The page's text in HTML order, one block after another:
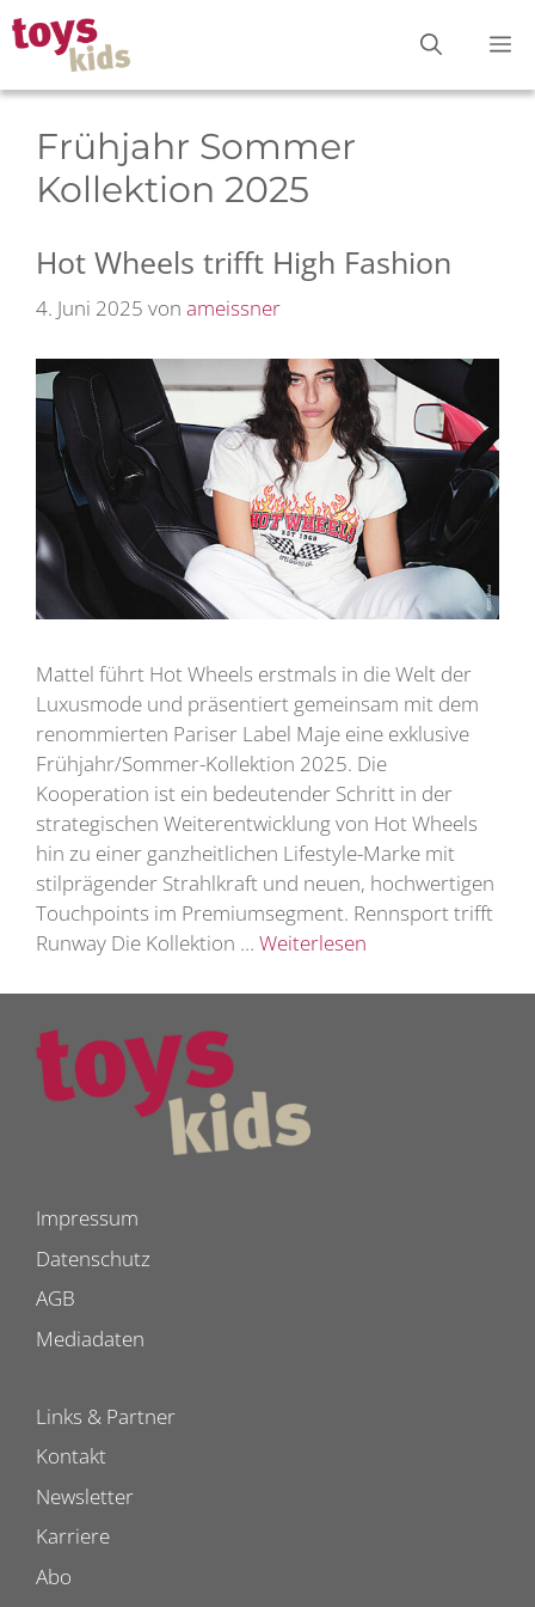
Zum
Inhalt
springen
Frühjahr Sommer
Kollektion 2025
Hot Wheels trifft High Fashion
4. Juni 2025 von ameissner
Mattel führt Hot Wheels erstmals in die Welt der
Luxusmode und präsentiert gemeinsam mit dem
renommierten Pariser Label Maje eine exklusive
Frühjahr/Sommer-Kollektion 2025. Die
Kooperation ist ein bedeutender Schritt in der
strategischen Weiterentwicklung von Hot Wheels
hin zu einer ganzheitlichen Lifestyle-Marke mit
stilprägender Strahlkraft und neuen, hochwertigen
Touchpoints im Premiumsegment. Rennsport trifft
Runway Die Kollektion … Weiterlesen
Impressum
Datenschutz
AGB
Mediadaten
Links & Partner
Kontakt
Newsletter
Karriere
Abo